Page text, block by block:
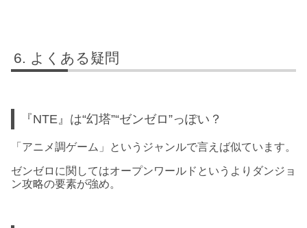
よくある疑問
『NTE』は“幻塔”“ゼンゼロ”っぽい？
「アニメ調ゲーム」というジャンルで言えば似ています。
ゼンゼロに関してはオープンワールドというよりダンジョ
ン攻略の要素が強め。